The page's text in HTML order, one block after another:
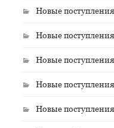
Новые
Новые
Новые
Новые
Новые